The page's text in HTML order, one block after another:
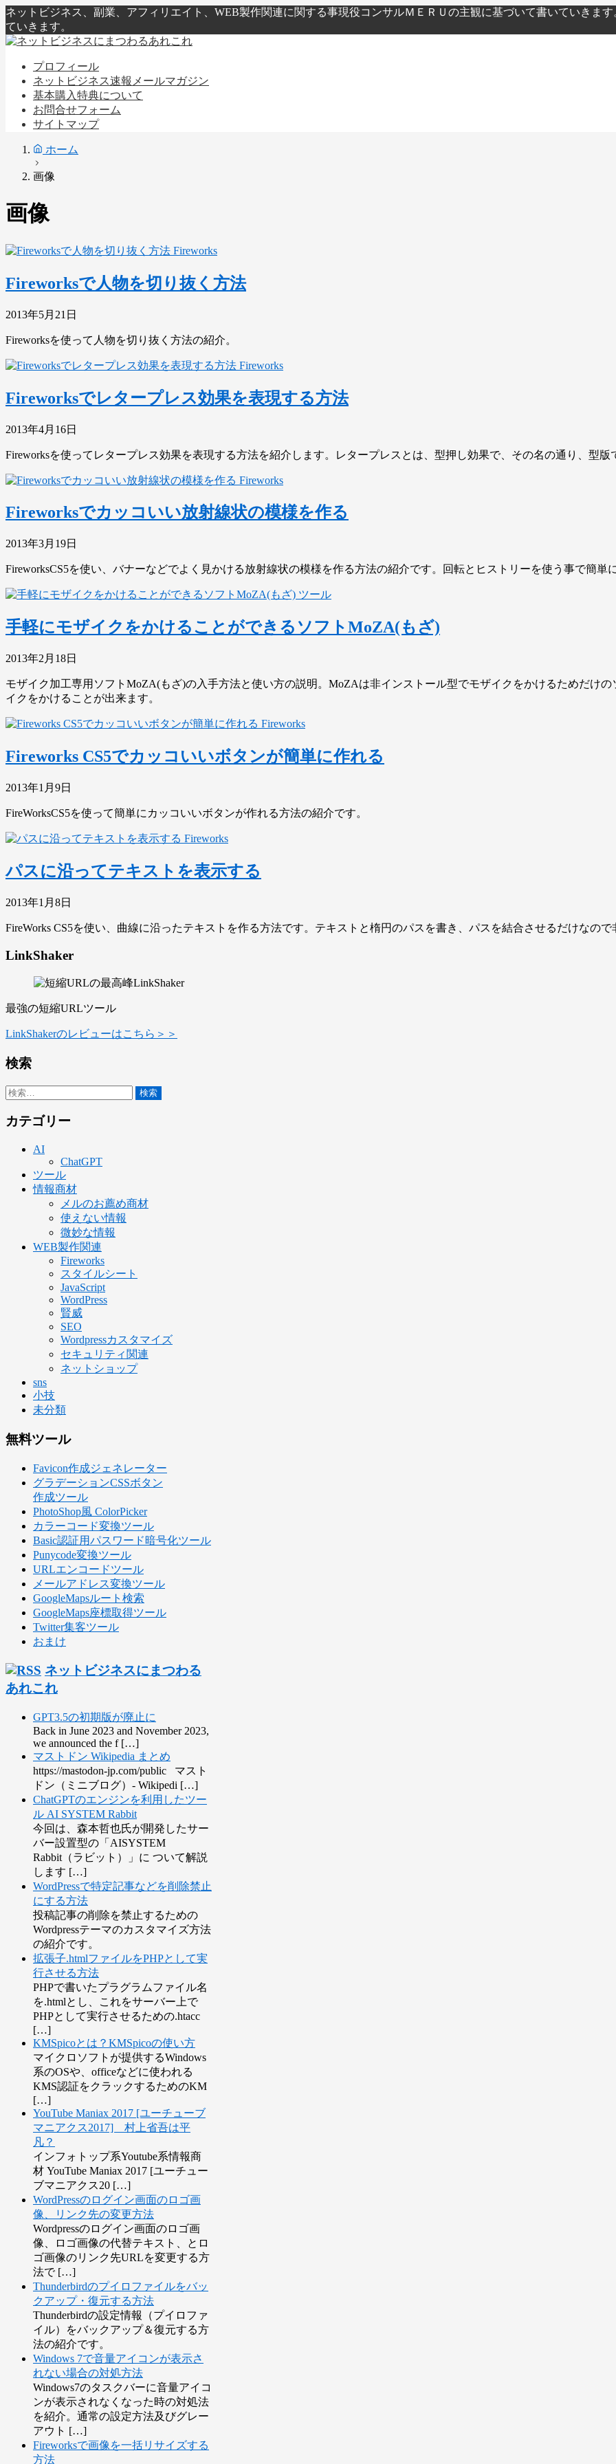
ネットビジネス、副業、アフィリエイト、WEB製作関連に関する事現役コンサルＭＥＲＵの主観に基づいて書いていきま
ていきます。
プロフィール
ネットビジネス速報メールマガジン
基本購入特典について
お問合せフォーム
サイトマップ
ホーム
画像
画像
Fireworks
Fireworksで人物を切り抜く方法
2013年5月21日
Fireworksを使って人物を切り抜く方法の紹介。
Fireworks
Fireworksでレタープレス効果を表現する方法
2013年4月16日
Fireworksを使ってレタープレス効果を表現する方法を紹介します。レタープレスとは、型押し効果で、その名の通り、型版
Fireworks
Fireworksでカッコいい放射線状の模様を作る
2013年3月19日
FireworksCS5を使い、バナーなどでよく見かける放射線状の模様を作る方法の紹介です。回転とヒストリーを使う事で簡単
ツール
手軽にモザイクをかけることができるソフトMoZA(もざ)
2013年2月18日
モザイク加工専用ソフトMoZA(もざ)の入手方法と使い方の説明。MoZAは非インストール型でモザイクをかけるためだけ
イクをかけることが出来ます。
Fireworks
Fireworks CS5でカッコいいボタンが簡単に作れる
2013年1月9日
FireWorksCS5を使って簡単にカッコいいボタンが作れる方法の紹介です。
Fireworks
パスに沿ってテキストを表示する
2013年1月8日
FireWorks CS5を使い、曲線に沿ったテキストを作る方法です。テキストと楕円のパスを書き、パスを結合させるだけなので
LinkShaker
最強の短縮URLツール
LinkShakerのレビューはこちら＞＞
検索
検
カテゴリー
AI
ChatGPT
ツール
情報商材
メルのお薦め商材
使えない情報
微妙な情報
WEB製作関連
Fireworks
スタイルシート
JavaScript
WordPress
賢威
SEO
Wordpressカスタマイズ
セキュリティ関連
ネットショップ
sns
小技
未分類
無料ツール
Favicon作成ジェネレーター
グラデーションCSSボタン
作成ツール
PhotoShop風 ColorPicker
カラーコード変換ツール
Basic認証用パスワード暗号化ツール
Punycode変換ツール
URLエンコードツール
メールアドレス変換ツール
GoogleMapsルート検索
GoogleMaps座標取得ツール
Twitter集客ツール
おまけ
ネットビジネスにまつわる
あれこれ
GPT3.5の初期版が廃止に
Back in June 2023 and November 2023,
we announced the f […]
マストドン Wikipedia まとめ
https://mastodon-jp.com/public マスト
ドン（ミニブログ）- Wikipedi […]
ChatGPTのエンジンを利用したツー
ル AI SYSTEM Rabbit
今回は、森本哲也氏が開発したサー
バー設置型の「AISYSTEM
Rabbit（ラビット）」に ついて解説
します […]
WordPressで特定記事などを削除禁止
にする方法
投稿記事の削除を禁止するための
Wordpressテーマのカスタマイズ方法
の紹介です。
拡張子.htmlファイルをPHPとして実
行させる方法
PHPで書いたプラグラムファイル名
を.htmlとし、これをサーバー上で
PHPとして実行させるための.htacc
[…]
KMSpicoとは？KMSpicoの使い方
マイクロソフトが提供するWindows
系のOSや、officeなどに使われる
KMS認証をクラックするためのKM
[…]
YouTube Maniax 2017 [ユーチューブ
マニアクス2017] 村上省吾は平
凡？
インフォトップ系Youtube系情報商
材 YouTube Maniax 2017 [ユーチュー
ブマニアクス20 […]
WordPressのログイン画面のロゴ画
像、リンク先の変更方法
Wordpressのログイン画面のロゴ画
像、ロゴ画像の代替テキスト、とロ
ゴ画像のリンク先URLを変更する方
法で […]
Thunderbirdのプイロファイルをバッ
クアップ・復元する方法
Thunderbirdの設定情報（プイロファ
イル）をバックアップ＆復元する方
法の紹介です。
Windows 7で音量アイコンが表示さ
れない場合の対処方法
Windows7のタスクバーに音量アイコ
ンが表示されなくなった時の対処法
を紹介。通常の設定方法及びグレー
アウト […]
Fireworksで画像を一括リサイズする
方法